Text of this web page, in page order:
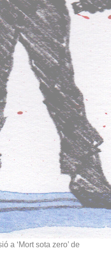
a ‘Mort sota zero’ de